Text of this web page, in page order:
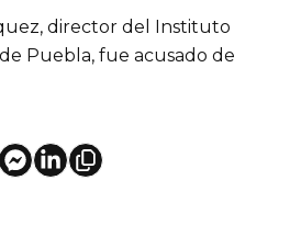
director del Instituto
Puebla, fue acusado de